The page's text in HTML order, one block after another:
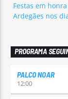
Festas em
Ardegães nos
PROGRAMA
PALCO NOAR
12:00